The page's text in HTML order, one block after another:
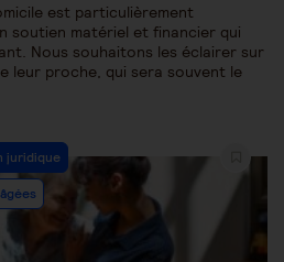
est particulièrement
soutien matériel et financier qui
Nous souhaitons les éclairer sur
leur proche, qui sera souvent le
juridique